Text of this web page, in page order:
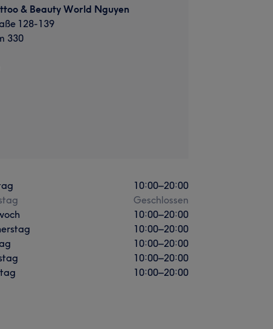
& Beauty World Nguyen
128-139
330
10:00–20:00
Geschlossen
10:00–20:00
10:00–20:00
10:00–20:00
10:00–20:00
10:00–20:00